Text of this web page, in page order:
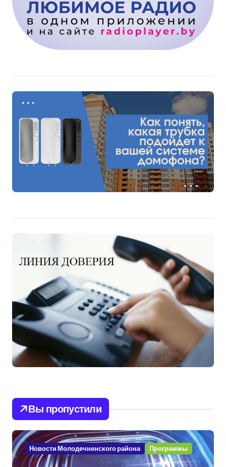
Вы пропустили
Новости Молодечненского района Программы